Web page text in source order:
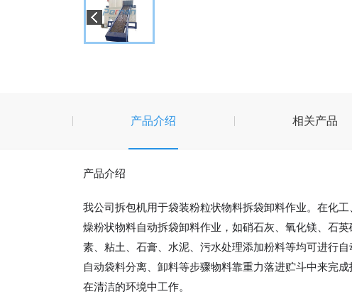
产品介绍 相关产品
产品介绍
我公司拆包机用于袋装粉粒状物料拆袋卸料作业。在化
燥粉状物料自动拆袋卸料作业，如硝石灰、氧化镁、石
素、粘土、石膏、水泥、污水处理添加粉料等均可进行
自动袋料分离、卸料等步骤物料靠重力落进贮斗中来完
在清洁的环境中工作。